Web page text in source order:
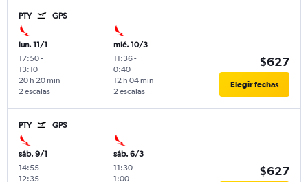
PTY GPS
lun. 11/1
17:50-
13:10
2 escalas
20 h 20 min
mié. 10/3
11:36-
0:40
2 escalas
12 h 04 min
$627
Elegir fechas
PTY GPS
sáb. 9/1
14:55-
12:35
sáb. 6/3
11:30-
1:00
$627